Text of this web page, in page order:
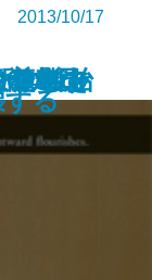
たちを
の後始
の日
ェン
2013/10/17
年の
する
尊敬す
この